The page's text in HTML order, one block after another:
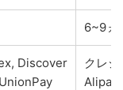
6~9ヵ
Discover
クレ